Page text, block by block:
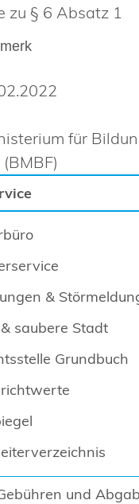
&
saubere Stadt
Grundbuch
und
zu § 6 Absatz 1
für